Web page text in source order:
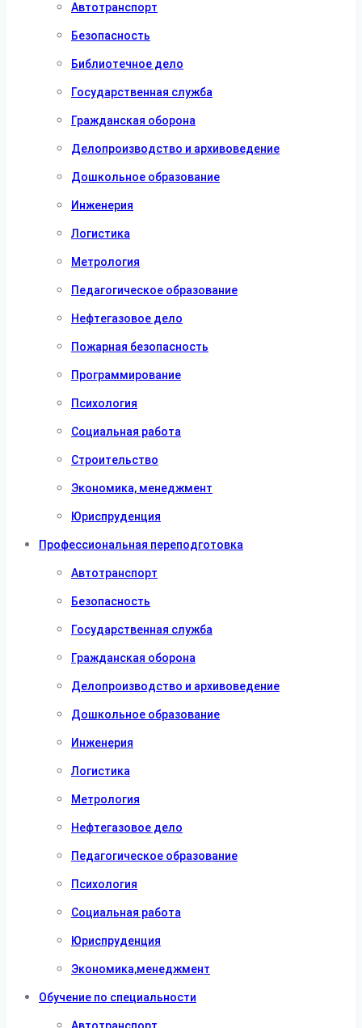
Автотранспорт
Безопасность
Библиотечное дело
Государственная служба
Гражданская оборона
Делопроизводство и архивоведение
Дошкольное образование
Инженерия
Логистика
Метрология
Педагогическое образование
Нефтегазовое дело
Пожарная безопасность
Программирование
Психология
Социальная работа
Строительство
Экономика, менеджмент
Юриспруденция
Профессиональная переподготовка
Автотранспорт
Безопасность
Государственная служба
Гражданская оборона
Делопроизводство и архивоведение
Дошкольное образование
Инженерия
Логистика
Метрология
Нефтегазовое дело
Педагогическое образование
Психология
Социальная работа
Юриспруденция
Экономика,менеджмент
Обучение по специальности